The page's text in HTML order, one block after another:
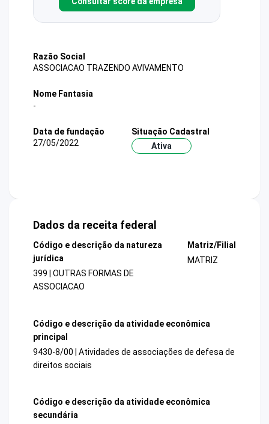
Razão Social
ASSOCIACAO TRAZENDO AVIVAMENTO
Nome Fantasia
-
Data de fundação
27/05/2022
Situação Cadastral
Ativa
Dados da receita federal
Código e descrição da natureza
jurídica
399 | OUTRAS FORMAS DE
ASSOCIACAO
Matriz/Filial
MATRIZ
Código e descrição da atividade econômica
principal
9430-8/00 | Atividades de associações de defesa de
direitos sociais
Código e descrição da atividade econômica
secundária